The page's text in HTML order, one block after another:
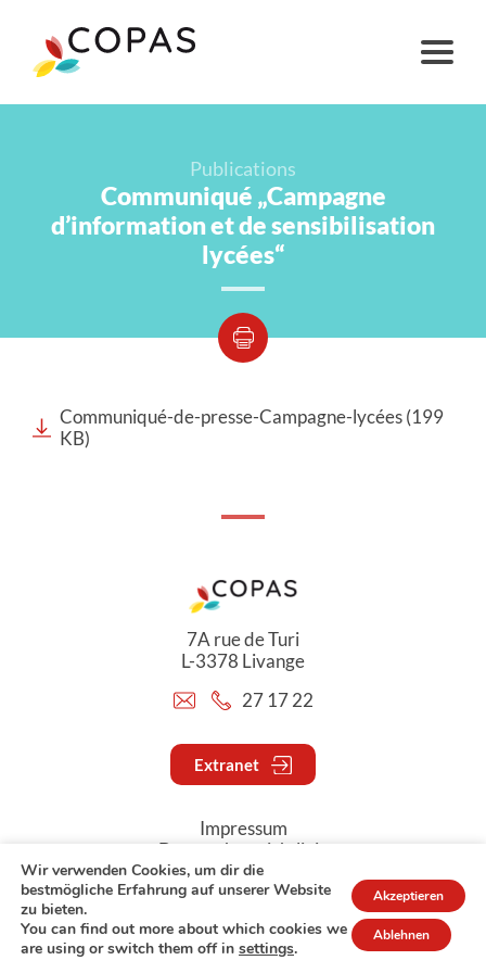
Publications
Communiqué „Campagne
d’information et de sensibilisation
lycées“
Communiqué-de-presse-Campagne-lycées (199
KB)
7A rue de Turi
L-3378 Livange
27 17 22
Extranet
Impressum
Datenschutzrichtlinie
© Copyright 2026 - COPAS
Wir verwenden Cookies, um dir die
bestmögliche Erfahrung auf unserer Website
zu bieten.
You can find out more about which cookies we
are using or switch them off in settings.
Akzeptieren
Ablehnen